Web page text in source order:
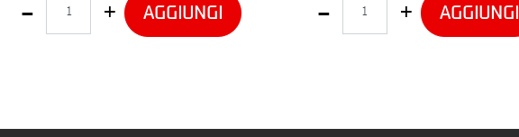
AGGIUNGI AGGIUNGI